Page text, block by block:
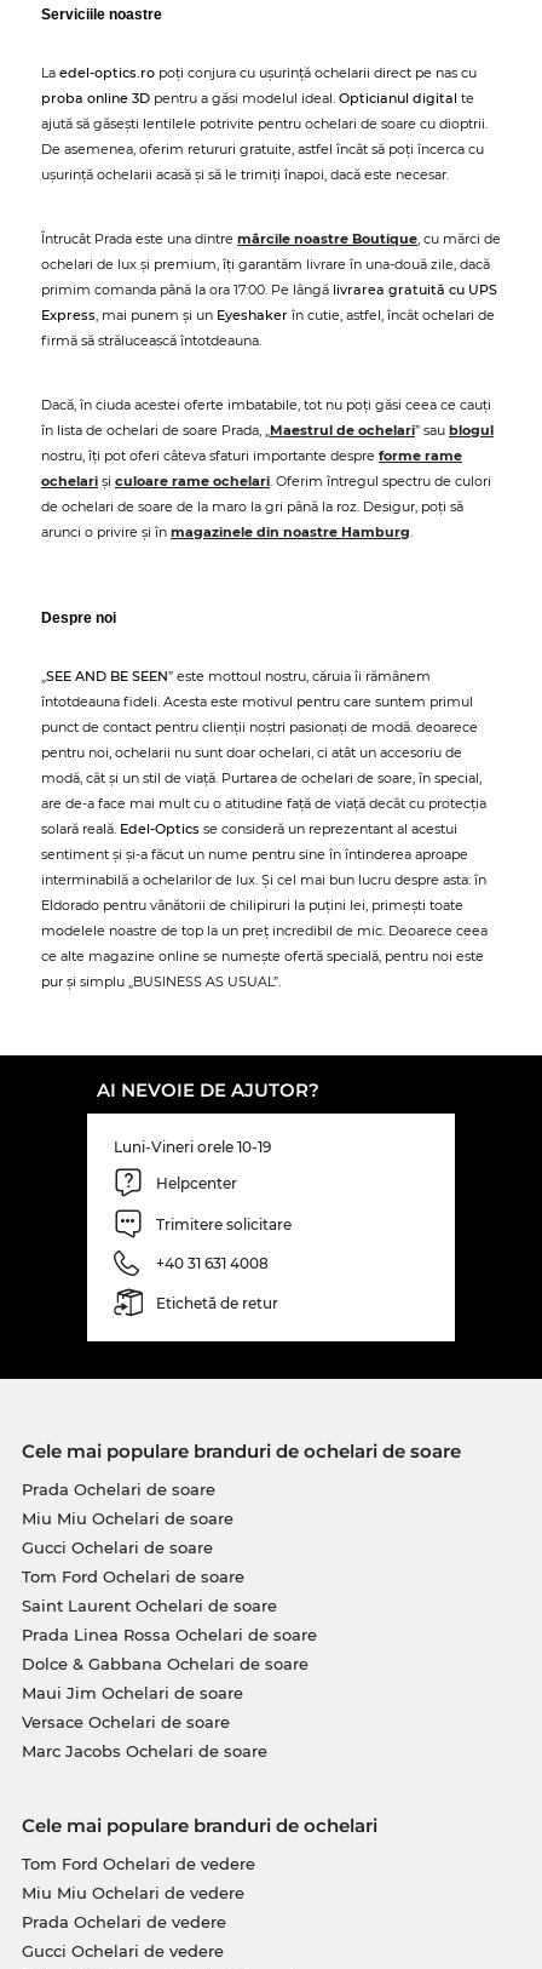
Serviciile noastre
La edel-optics.ro poți conjura cu ușurință ochelarii direct pe nas cu
proba online 3D pentru a găsi modelul ideal. Opticianul digital te
ajută să găsești lentilele potrivite pentru ochelari de soare cu dioptrii.
De asemenea, oferim retururi gratuite, astfel încât să poți încerca cu
ușurință ochelarii acasă și să le trimiți înapoi, dacă este necesar.
Întrucât Prada este una dintre mărcile noastre Boutique, cu mărci de
ochelari de lux și premium, îți garantăm livrare în una-două zile, dacă
primim comanda până la ora 17:00. Pe lângă livrarea gratuită cu UPS
Express, mai punem și un Eyeshaker în cutie, astfel, încât ochelari de
firmă să strălucească întotdeauna.
Dacă, în ciuda acestei oferte imbatabile, tot nu poți găsi ceea ce cauți
în lista de ochelari de soare Prada, „Maestrul de ochelari” sau blogul
nostru, îți pot oferi câteva sfaturi importante despre forme rame
ochelari și culoare rame ochelari. Oferim întregul spectru de culori
de ochelari de soare de la maro la gri până la roz. Desigur, poți să
arunci o privire și în magazinele din noastre Hamburg.
Despre noi
„SEE AND BE SEEN” este mottoul nostru, căruia îi rămânem
întotdeauna fideli. Acesta este motivul pentru care suntem primul
punct de contact pentru clienții noștri pasionați de modă. deoarece
pentru noi, ochelarii nu sunt doar ochelari, ci atât un accesoriu de
modă, cât și un stil de viață. Purtarea de ochelari de soare, în special,
are de-a face mai mult cu o atitudine față de viață decât cu protecția
solară reală. Edel-Optics se consideră un reprezentant al acestui
sentiment și și-a făcut un nume pentru sine în întinderea aproape
interminabilă a ochelarilor de lux. Și cel mai bun lucru despre asta: în
Eldorado pentru vânătorii de chilipiruri la puțini lei, primești toate
modelele noastre de top la un preț incredibil de mic. Deoarece ceea
ce alte magazine online se numește ofertă specială, pentru noi este
pur și simplu „BUSINESS AS USUAL”.
AI NEVOIE DE AJUTOR?
Luni-Vineri orele 10-19
Helpcenter
Trimitere solicitare
+40 31 631 4008
Etichetă de retur
Cele mai populare branduri de ochelari de soare
Prada Ochelari de soare
Miu Miu Ochelari de soare
Gucci Ochelari de soare
Tom Ford Ochelari de soare
Saint Laurent Ochelari de soare
Prada Linea Rossa Ochelari de soare
Dolce & Gabbana Ochelari de soare
Maui Jim Ochelari de soare
Versace Ochelari de soare
Marc Jacobs Ochelari de soare
Cele mai populare branduri de ochelari
Tom Ford Ochelari de vedere
Miu Miu Ochelari de vedere
Prada Ochelari de vedere
Gucci Ochelari de vedere